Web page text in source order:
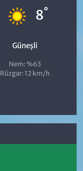
8°
Güneşli
Nem: %63
Rüzgar: 12 km/h